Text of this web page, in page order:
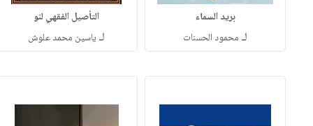
بريد السماء
لـ محمود الحسنات
التأصيل الفقهي لنو
لـ ياسين محمد علوش